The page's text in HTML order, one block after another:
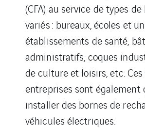
(CFA) au service de types
variés : bureaux, écoles et
établissements de santé,
administratifs, coques
de culture et loisirs, etc.
entreprises sont également
installer des bornes de
véhicules électriques.